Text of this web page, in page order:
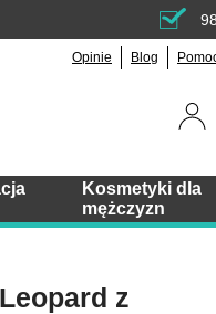
Opinie Blog
Kosmetyki dla
mężczyzn
z